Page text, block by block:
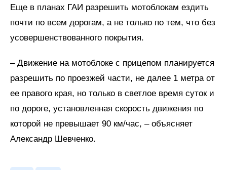
Еще в планах ГАИ разрешить мотоблокам ездить
почти по всем дорогам, а не только по тем, что без
усовершенствованного покрытия.
– Движение на мотоблоке с прицепом планируется
разрешить по проезжей части, не далее 1 метра от
ее правого края, но только в светлое время суток и
по дороге, установленная скорость движения по
которой не превышает 90 км/час, – объясняет
Александр Шевченко.